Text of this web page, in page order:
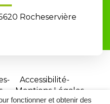
fonctionner et obtenir des
Rocheservière
Accessibilité
Mentions Légales